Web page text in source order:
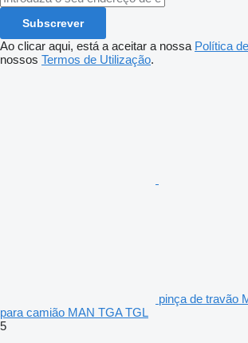
Subscrever
Ao clicar aqui, está a aceitar a nossa Política
nossos Termos de Utilização.
pinça de travão
para camião MAN TGA TGL
5